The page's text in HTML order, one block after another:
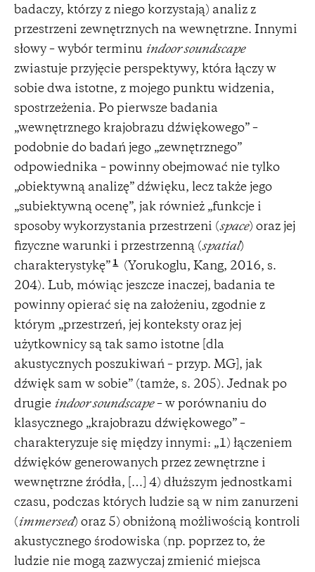
badaczy, którzy z niego korzystają) analiz z
przestrzeni zewnętrznych na wewnętrzne. Innymi
słowy – wybór terminu indoor soundscape
zwiastuje przyjęcie perspektywy, która łączy w
sobie dwa istotne, z mojego punktu widzenia,
spostrzeżenia. Po pierwsze badania
„wewnętrznego krajobrazu dźwiękowego” –
podobnie do badań jego „zewnętrznego”
odpowiednika – powinny obejmować nie tylko
„obiektywną analizę” dźwięku, lecz także jego
„subiektywną ocenę”, jak również „funkcje i
sposoby wykorzystania przestrzeni (space) oraz jej
fizyczne warunki i przestrzenną (spatial)
charakterystykę” 1
(Yorukoglu, Kang, 2016, s.
204). Lub, mówiąc jeszcze inaczej, badania te
powinny opierać się na założeniu, zgodnie z
którym „przestrzeń, jej konteksty oraz jej
użytkownicy są tak samo istotne [dla
akustycznych poszukiwań – przyp. MG], jak
dźwięk sam w sobie” (tamże, s. 205). Jednak po
drugie indoor soundscape– w porównaniu do
klasycznego „krajobrazu dźwiękowego” –
charakteryzuje się między innymi: „1) łączeniem
dźwięków generowanych przez zewnętrzne i
wewnętrzne źródła, […] 4) dłuższym jednostkami
czasu, podczas których ludzie są w nim zanurzeni
( immersed) oraz 5) obniżoną możliwością kontroli
akustycznego środowiska (np. poprzez to, że
ludzie nie mogą zazwyczaj zmienić miejsca